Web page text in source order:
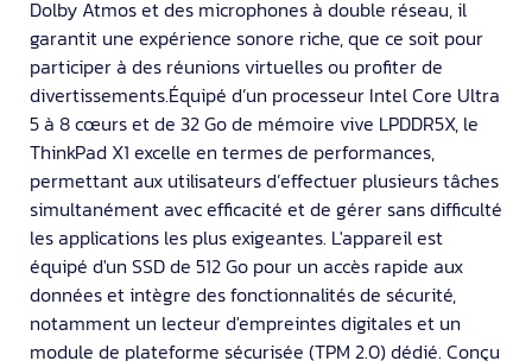
Dolby Atmos et des microphones à double réseau, il
garantit une expérience sonore riche, que ce soit pour
participer à des réunions virtuelles ou profiter de
divertissements.Équipé d’un processeur Intel Core Ultra
5 à 8 cœurs et de 32 Go de mémoire vive LPDDR5X, le
ThinkPad X1 excelle en termes de performances,
permettant aux utilisateurs d’effectuer plusieurs tâches
simultanément avec efficacité et de gérer sans difficulté
les applications les plus exigeantes. L'appareil est
équipé d'un SSD de 512 Go pour un accès rapide aux
données et intègre des fonctionnalités de sécurité,
notamment un lecteur d'empreintes digitales et un
module de plateforme sécurisée (TPM 2.0) dédié. Conçu